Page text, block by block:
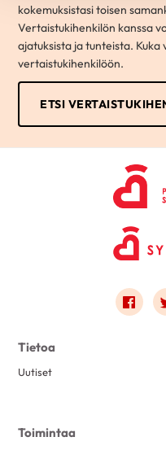
kokemuksistasi toisen
Vertaistukihenkilön kanssa
ajatuksista ja tunteista.
vertaistukihenkilöön.
ETSI
Link
Tietoa
Uutiset
Toimintaa